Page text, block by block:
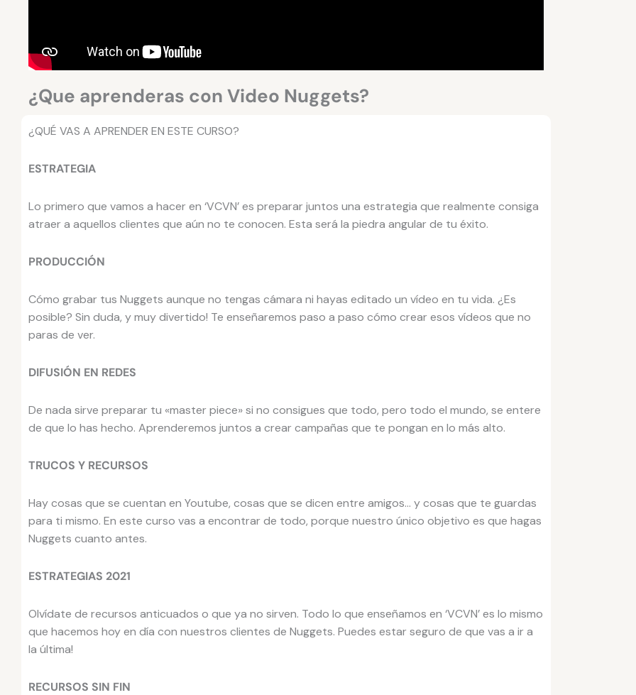
¿Que aprenderas con Video Nuggets?
¿QUÉ VAS A APRENDER EN ESTE CURSO?
ESTRATEGIA
Lo primero que vamos a hacer en ‘VCVN’ es preparar juntos una estrategia que realmente consiga
atraer a aquellos clientes que aún no te conocen. Esta será la piedra angular de tu éxito.
PRODUCCIÓN
Cómo grabar tus Nuggets aunque no tengas cámara ni hayas editado un vídeo en tu vida. ¿Es
posible? Sin duda, y muy divertido! Te enseñaremos paso a paso cómo crear esos vídeos que no
paras de ver.
DIFUSIÓN EN REDES
De nada sirve preparar tu «master piece» si no consigues que todo, pero todo el mundo, se entere
de que lo has hecho. Aprenderemos juntos a crear campañas que te pongan en lo más alto.
TRUCOS Y RECURSOS
Hay cosas que se cuentan en Youtube, cosas que se dicen entre amigos… y cosas que te guardas
para ti mismo. En este curso vas a encontrar de todo, porque nuestro único objetivo es que hagas
Nuggets cuanto antes.
ESTRATEGIAS 2021
Olvídate de recursos anticuados o que ya no sirven. Todo lo que enseñamos en ‘VCVN’ es lo mismo
que hacemos hoy en día con nuestros clientes de Nuggets. Puedes estar seguro de que vas a ir a
la última!
RECURSOS SIN FIN